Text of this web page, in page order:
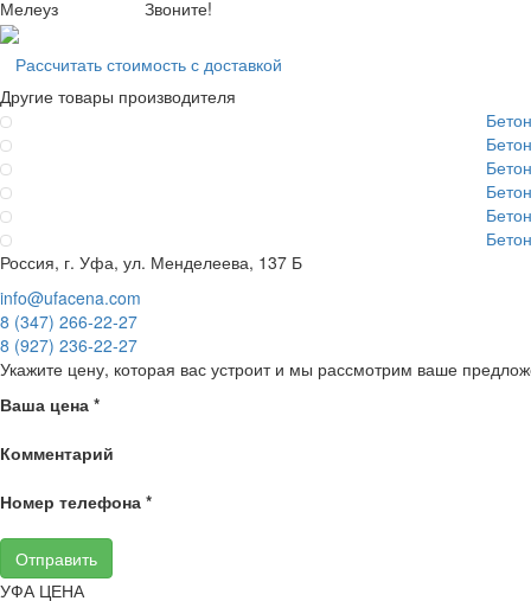
Мелеуз Звоните!
Рассчитать стоимость с доставкой
Другие товары производителя
Россия, г. Уфа, ул. Менделеева, 137 Б
info@ufacena.com
8 (347) 266‑22‑27
8 (927) 236‑22‑27
Укажите цену, которая вас устроит и мы рассмотрим ваше
Ваша цена *
Комментарий
Номер телефона *
Отправить
УФА ЦЕНА